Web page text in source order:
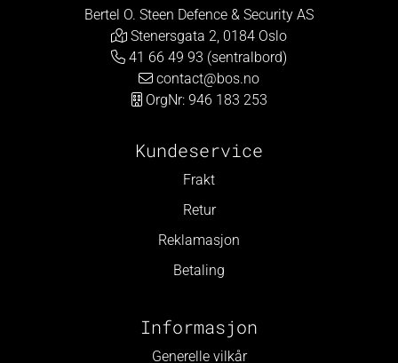
Bertel O. Steen Defence & Security AS
Stenersgata 2, 0184 Oslo
41 66 49 93 (sentralbord)
contact@bos.no
OrgNr: 946 183 253
Kundeservice
Frakt
Retur
Reklamasjon
Betaling
Informasjon
Generelle vilkår